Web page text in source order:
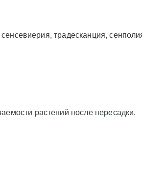
традесканция,
растений после пересадки.